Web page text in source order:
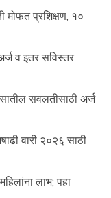
मोफत प्रशिक्षण, १०
व इतर सविस्तर
सवलतीसाठी अर्ज
वारी २०२६ साठी
लाभ; पहा